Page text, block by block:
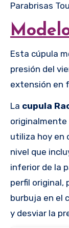
Parabrisas
Esta cúpula
presión del
extensión en
La cupula
originalmente
utiliza hoy en
nivel que
inferior de la
perfil original,
burbuja en el
y desviar la